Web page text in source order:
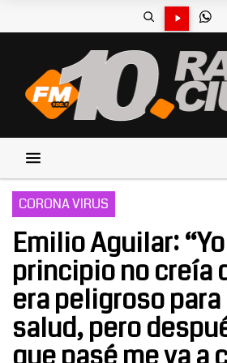
CORONA VIRUS
Emilio Aguilar:
principio no creía
era peligroso
salud, pero